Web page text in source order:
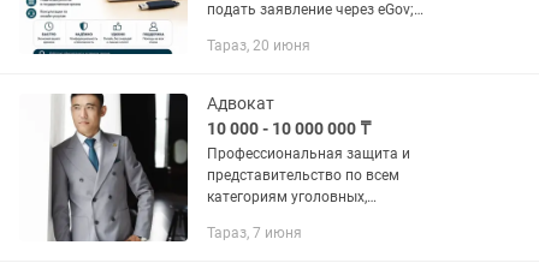
подать заявление через eGov;
документы онлайн; зарегистрировать
Тараз, 20 июня
Адвокат
10 000 - 10 000 000 ₸
Профессиональная защита и
представительство по всем
категориям уголовных,
Составление юридических и
Тараз, 7 июня